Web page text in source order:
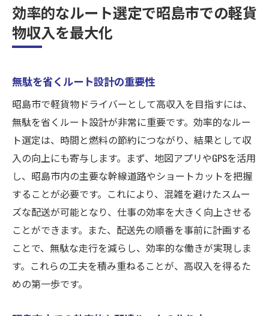
効率的なルート選定で昭島市での軽貨
物収入を最大化
無駄を省くルート設計の重要性
昭島市で軽貨物ドライバーとして高収入を目指すには、
無駄を省くルート設計が非常に重要です。効率的なルー
ト選定は、時間と燃料の節約につながり、結果として収
入の向上にも寄与します。まず、地図アプリやGPSを活用
し、昭島市内の主要な幹線道路やショートカットを把握
することが必要です。これにより、混雑を避けたスムー
ズな配送が可能となり、仕事の効率を大きく向上させる
ことができます。また、配送先の順番を事前に計画する
ことで、無駄な走行を減らし、効率的な働きが実現しま
す。これらの工夫を積み重ねることが、高収入を得るた
めの第一歩です。